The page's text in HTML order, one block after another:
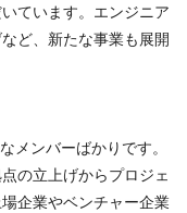
ています。エンジニア
ど、新たな事業も展開
メンバーばかりです。
の立上げからプロジェ
企業やベンチャー企業